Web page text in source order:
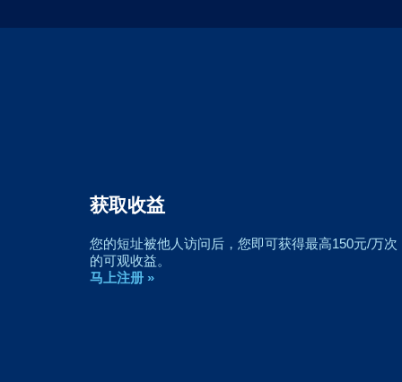
获取收益
您的短址被他人访问后，您即可获得最高150元/万次
的可观收益。
马上注册 »